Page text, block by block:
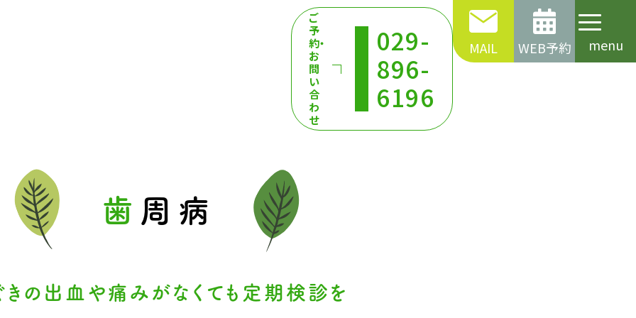
ご
予
約・
お
問
い
合
わ
せ
029-
896-
6196
MAIL WEB予約 menu
歯周病
きの 出血や痛みがなくても 定期検診を